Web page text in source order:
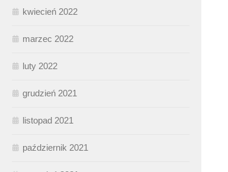
kwiecień 2022
marzec 2022
luty 2022
grudzień 2021
listopad 2021
październik 2021